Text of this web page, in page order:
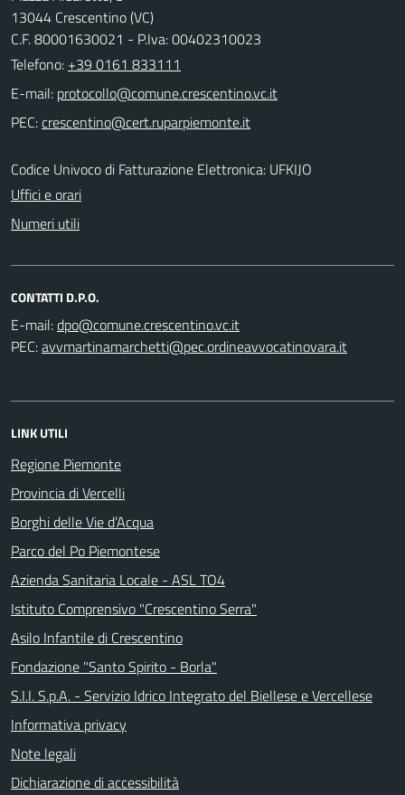
13044 Crescentino (VC)
C.F. 80001630021 - P.Iva: 00402310023
Telefono: +39 0161 833111
E-mail:
PEC:
Codice Univoco di Fatturazione Elettronica: UFKIJO
Uffici e orari
Numeri utili
CONTATTI D.P.O.
E-mail:
PEC:
LINK UTILI
Regione Piemonte
Provincia di Vercelli
Borghi delle Vie d’Acqua
Parco del Po Piemontese
Azienda Sanitaria Locale - ASL TO4
Istituto Comprensivo "Crescentino Serra"
Asilo Infantile di Crescentino
Fondazione "Santo Spirito - Borla"
S.I.I. S.p.A. - Servizio Idrico Integrato del Biellese e Vercellese
Informativa privacy
Note legali
Dichiarazione di accessibilità